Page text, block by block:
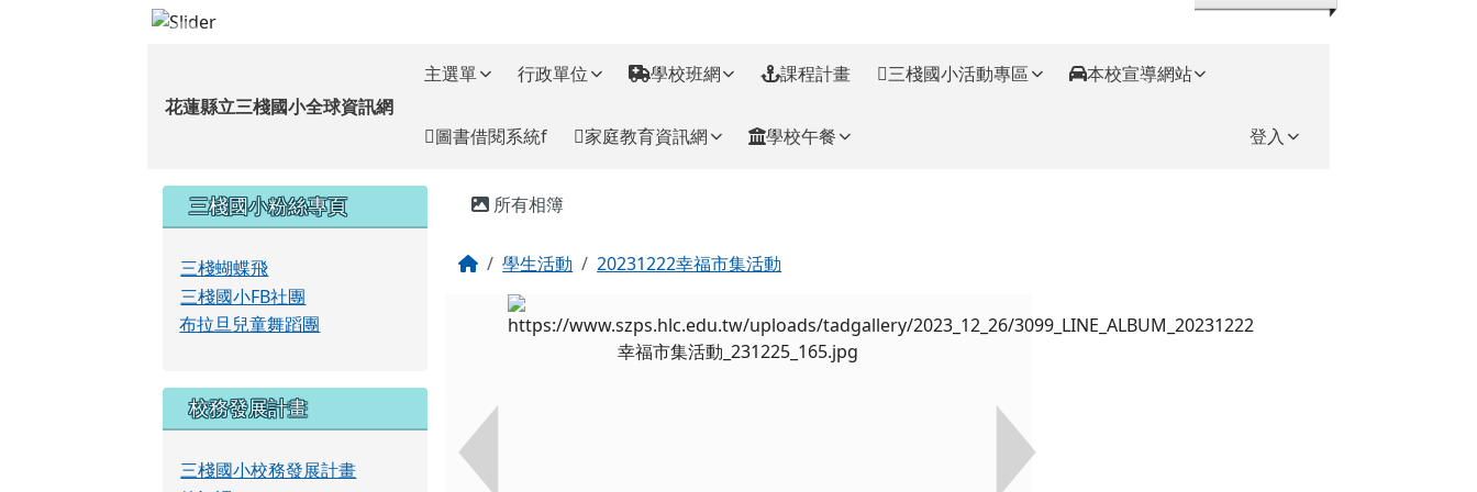
花蓮縣立三棧國小全球資訊網
花蓮縣立三棧國小全球資訊網
主選單 行政單位 學校班網 課程計畫 三棧國小活動專區 本校宣導網站
圖書借閱系統f 家庭教育資訊網 學校午餐 登入
左邊區域內容
三棧國小粉絲專頁
三棧蝴蝶飛
三棧國小FB社團
布拉旦兒童舞蹈團
校務發展計畫
三棧國小校務發展計畫
主內容區域
所有相簿
回首頁學生活動 20231222幸福市集活動